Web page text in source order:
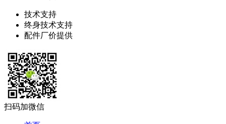
技术支持
终身技术支持
配件厂价提供
扫码加微信